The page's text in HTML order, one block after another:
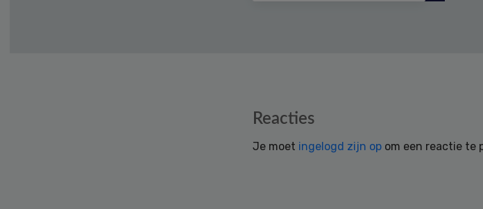
Reacties
Je moet ingelogd zijn op om een reactie te